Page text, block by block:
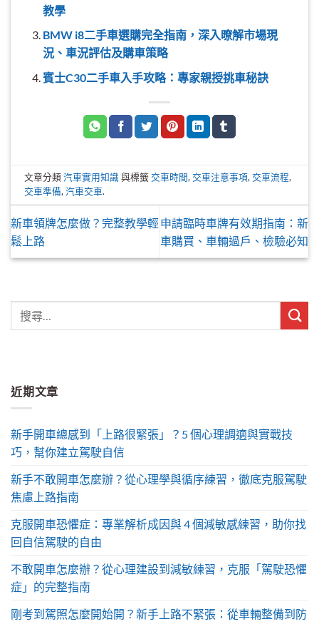
教學
BMW i8二手車選購完全指南，深入暸解市場現
況、車況評估及購車策略
賓士C30二手車入手攻略：專家親授挑車秘訣
文章分類汽車實用知識與標籤交車時間,交車注意事項,交車流程,
交車準備,汽車交車.
新車領牌怎麼做？完整教學輕
鬆上路
申請臨時車牌有效期指南：新
車購買、車輛過戶、檢驗必知
近期文章
新手開車總感到「上路很緊張」？5 個心理調適與實戰技
巧，幫你建立駕駛自信
新手不敢開車怎麼辦？從心理學與循序練習，徹底克服駕駛
焦慮上路指南
克服開車恐懼症：專業解析成因與 4 個減敏感練習，助你找
回自信駕駛的自由
不敢開車怎麼辦？從心理建設到減敏練習，克服「駕駛恐懼
症」的完整指南
剛考到駕照怎麼開始開？新手上路不緊張：從車輛整備到防